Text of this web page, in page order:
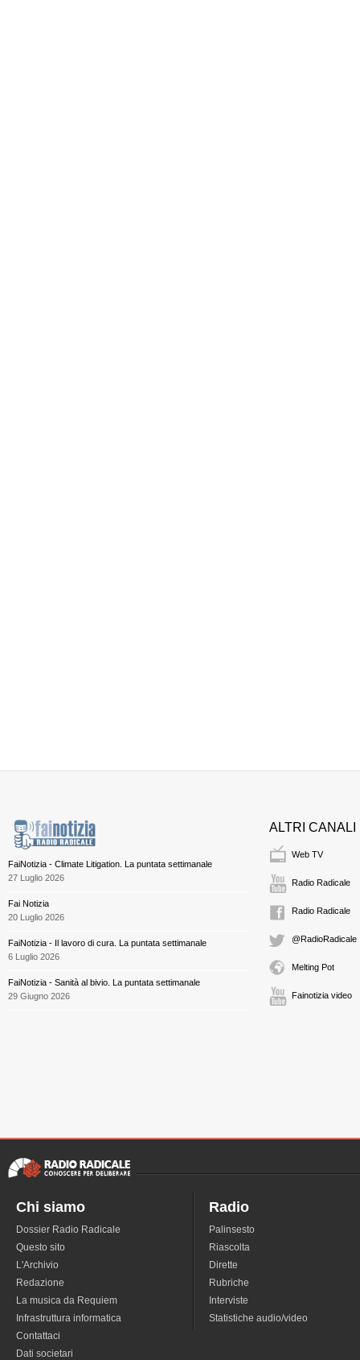
FaiNotizia - Climate Litigation. La puntata settimanale
27 Luglio 2026
Fai Notizia
20 Luglio 2026
FaiNotizia - Il lavoro di cura. La puntata settimanale
6 Luglio 2026
FaiNotizia - Sanità al bivio. La puntata settimanale
29 Giugno 2026
ALTRI CANALI
Web TV
Radio Radicale
Radio Radicale
@RadioRadicale
Melting Pot
Fainotizia video
Chi siamo
Dossier Radio Radicale
Questo sito
L'Archivio
Redazione
La musica da Requiem
Infrastruttura informatica
Contattaci
Dati societari
Radio
Palinsesto
Riascolta
Dirette
Rubriche
Interviste
Statistiche audio/video